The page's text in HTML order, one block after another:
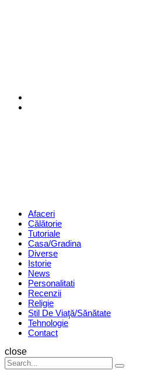
Menu Afaceri
Călătorie
Tutoriale
Casa/Gradina
Diverse
Istorie
News
Personalitati
Recenzii
Religie
Stil De Viaţă/Sănătate
Tehnologie
Contact
Search
close
Search
for:
Search